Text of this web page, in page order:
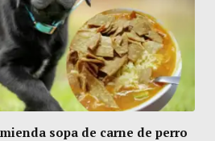
sopa de carne de perro